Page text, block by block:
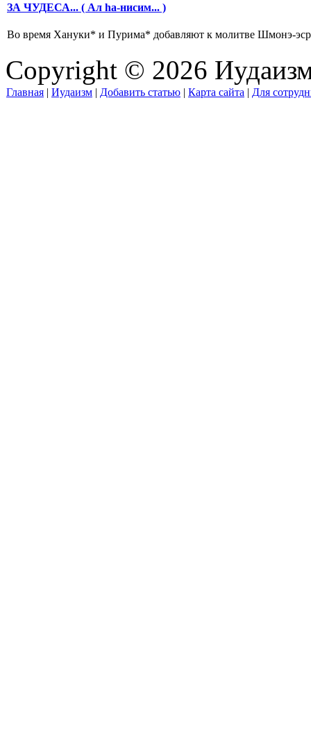
ЗА ЧУДЕСА... ( Ал hа-нисим... )
Во время Хануки* и Пурима* добавляют к молитве Шмонэ-
Copyright © 2026
Главная | Иудаизм | Добавить статью | Карта сайта | Для